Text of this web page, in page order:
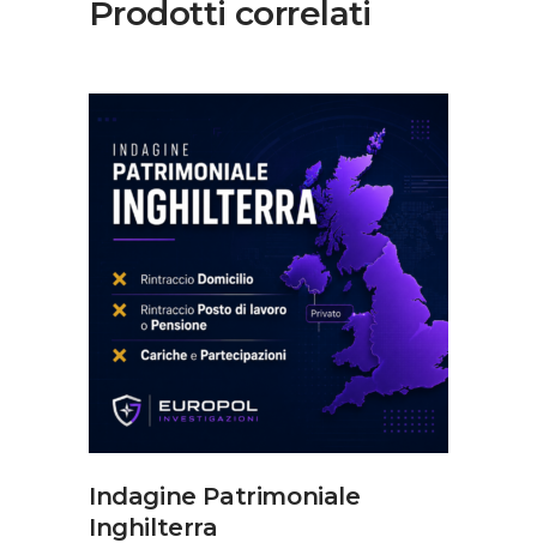
Prodotti correlati
AGGIUNGI AL CARRELLO
Indagine Patrimoniale
Inghilterra